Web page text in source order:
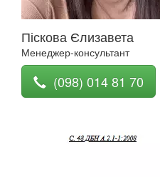
Піскова Єлизавета
Менеджер-консультант
(098) 014 81 70